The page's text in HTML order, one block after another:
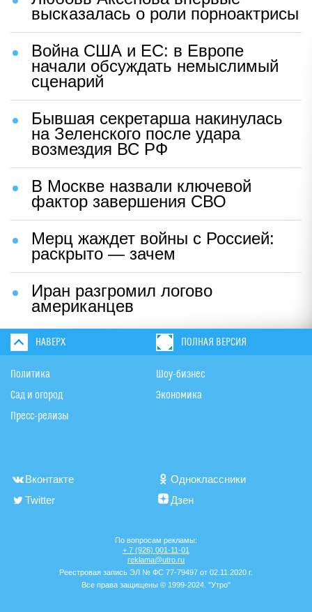
высказалась о роли порноактрисы
Война США и ЕС: в Европе
начали обсуждать немыслимый
сценарий
Бывшая секретарша накинулась
на Зеленского после удара
возмездия ВС РФ
В Москве назвали ключевой
фактор завершения СВО
Мерц жаждет войны с Россией:
раскрыто — зачем
Иран разгромил логово
американцев
НАВЕРХ ПОЛНАЯ ВЕРСИЯ
Политика
Сад и огород
Пресс-релизы
Шоу-бизнес
Экономика
Вконтакте
Одноклассники
Twitter
Дзен
По вопросам рекламы:
+ 7 (926) 001-11-01
reklama@utro.ru
Реестровая запись ЭЛ № ФС 77-79497 от 02.11.2020 г.
Все права защищены © 1999-2024. "Утро"